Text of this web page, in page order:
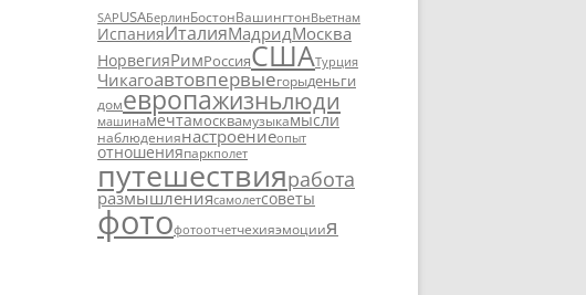
SAPUSAБерлинБостонВашингтонВьетнам
ИспанияИталияМадридМосква
НорвегияРимРоссияСШАТурция
Чикагоавтовпервыегорыденьги
домевропажизньлюди
машинамечтамосквамузыкамысли
наблюдениянастроениеопыт
отношенияпаркполет
путешествияработа
размышлениясамолетсоветы
фотофотоотчетчехияэмоциия